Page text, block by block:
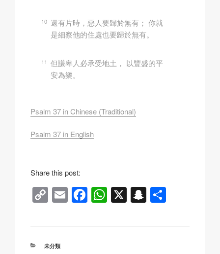
10 還有片時，惡人要歸於無有； 你就
是細察他的住處也要歸於無有。
11 但謙卑人必承受地土， 以豐盛的平
安為樂。
Psalm 37 in Chinese (Traditional)
Psalm 37 in English
Share this post:
C
o
y
E
m
F
a
W
h
X S
n
分
未分類